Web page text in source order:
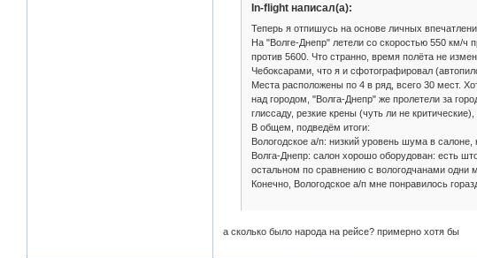
In-flight написал(а):
Теперь я отпишусь на основе личных
На "Волге-Днепр" летели со скоростью 550 км/
против 5600. Что странно, время полёта не
Чебоксарами, что я и сфотографировал
Места расположены по 4 в ряд, всего 30 мест.
над городом, "Волга-Днепр" же пролетели за
глиссаду, резкие крены (чуть ли не
В общем, подведём итоги:
Вологодское а/п: низкий уровень шума в салоне,
Волга-Днепр: салон хорошо оборудован: есть
остальном по сравнению с вологодчанами одни
Конечно, Вологодское а/п мне понравилось
а сколько было народа на рейсе? примерно хотя бы